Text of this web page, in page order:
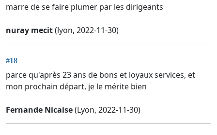
marre de se faire plumer par les dirigeants
nuray mecit(lyon, 2022-11-30)
#18
parce qu'après 23 ans de bons et loyaux services, et
mon prochain départ, je le mérite bien
Fernande Nicaise(Lyon, 2022-11-30)